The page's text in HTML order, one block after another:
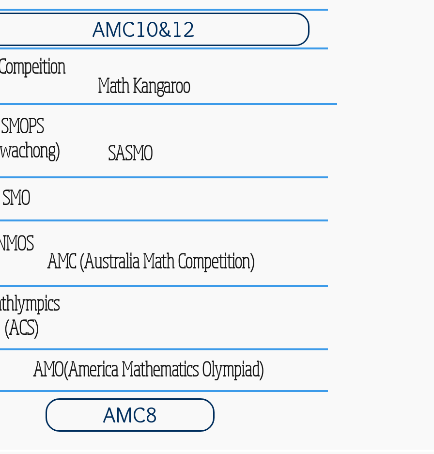
SASMO
SMO
Math Kangaroo
AMC (Australia Math Competition)
SMOPS
(ACS)
AMO(America Mathematics Olympiad)
AMC10&12
AMC8